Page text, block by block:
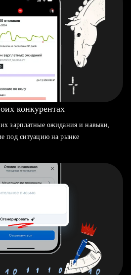
конкурентах
зарплатные ожидания и навыки,
под ситуацию на рынке